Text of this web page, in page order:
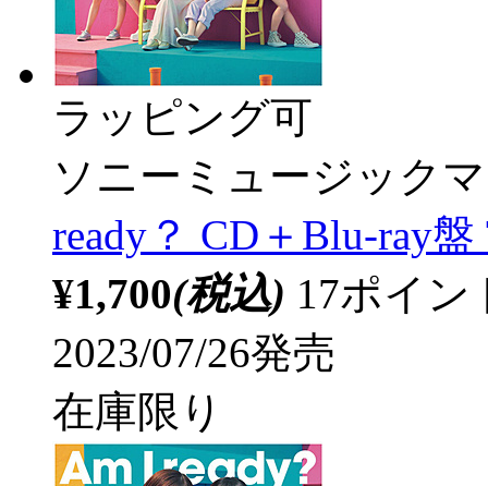
ラッピング可
ソニーミュージック
ready？ CD＋Blu-ray盤
¥1,700(税込) 17ポイ
2023/07/26発売
在庫限り